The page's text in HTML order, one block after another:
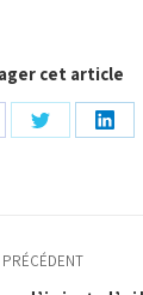
cet article
Partager
PRÉCÉDENT